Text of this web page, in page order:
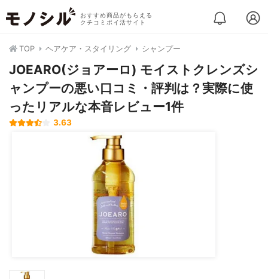
おすすめ商品がもらえる
クチコミポイ活サイト
TOP ヘアケア・スタイリング シャンプー
JOEARO(ジョアーロ) モイストクレンズシ
ャンプーの悪い口コミ・評判は？実際に使
ったリアルな本音レビュー1件
3.63